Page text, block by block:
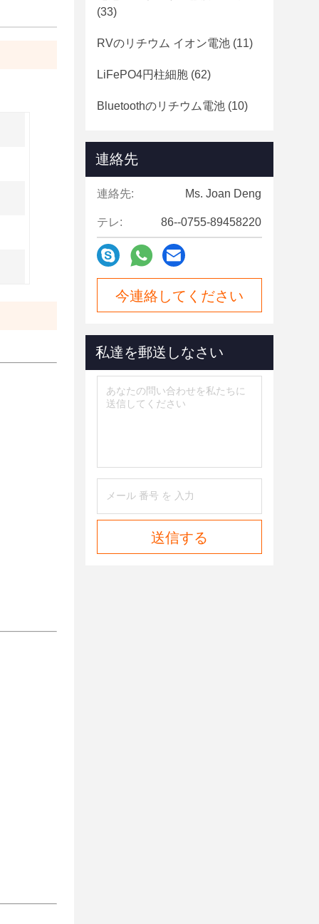
(33)
RVのリチウム イオン電池 (11)
LiFePO4円柱細胞 (62)
Bluetoothのリチウム電池 (10)
連絡先
連絡先: Ms. Joan Deng
テレ: 86--0755-89458220
今連絡してください
私達を郵送しなさい
送信する